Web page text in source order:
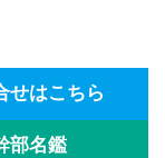
せはこちら
部名鑑